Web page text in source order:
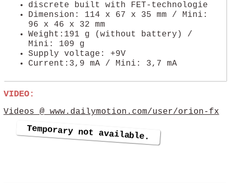
discrete built with FET-technologie
Dimension: 114 x 67 x 35 mm / Mini:
96 x 46 x 32 mm
Weight:191 g (without battery) /
Mini: 109 g
Supply voltage: +9V
Current:3,9 mA / Mini: 3,7 mA
VIDEO:
Videos @ www.dailymotion.com/user/orion-fx
Temporary not available.